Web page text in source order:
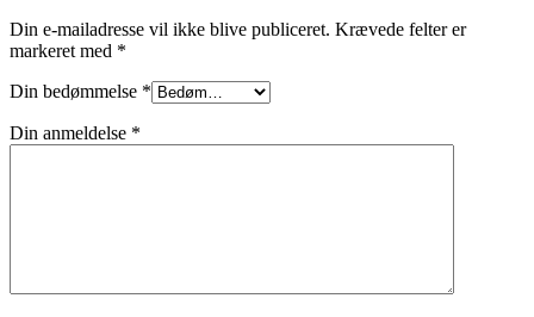
Din e-mailadresse vil ikke blive publiceret. Krævede felter er
markeret med *
Din bedømmelse *
Din anmeldelse *